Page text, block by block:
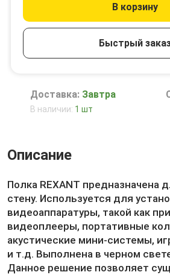
В корзину
Быстрый
Доставка: Завтра
В наличии: 1 шт
Описание
Полка REXANT предназначена
стену. Используется для
видеоаппаратуры, такой как
видеоплееры, портативные
акустические мини-системы,
и т.д. Выполнена в черном
Данное решение позволяет